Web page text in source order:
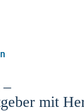
–
mit